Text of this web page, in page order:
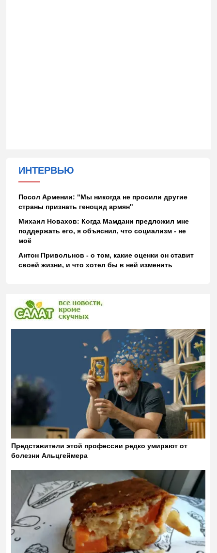
ИНТЕРВЬЮ
Посол Армении: "Мы никогда не просили другие
страны признать геноцид армян"
Михаил Новахов: Когда Мамдани предложил мне
поддержать его, я объяснил, что социализм - не
моё
Антон Привольнов - о том, какие оценки он ставит
своей жизни, и что хотел бы в ней изменить